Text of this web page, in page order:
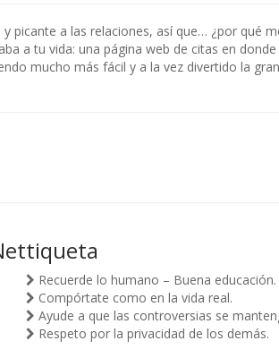
picante a las relaciones, así que… ¿por qué
a tu vida: una página web de citas en
mucho más fácil y a la vez divertido la
Recuerde lo humano – Buena educación.
Compórtate como en la vida real.
Ayude a que las controversias se
Respeto por la privacidad de los demás.